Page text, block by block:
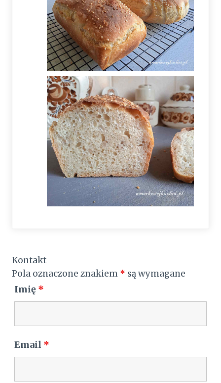
Kontakt
Pola oznaczone znakiem * są wymagane
Imię *
Email *